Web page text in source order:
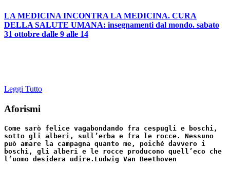
LA MEDICINA INCONTRA LA MEDICINA. CURA
DELLA SALUTE UMANA: insegnamenti dal mondo. sabato
31 ottobre dalle 9 alle 14
Leggi Tutto
Aforismi
Come sarò felice vagabondando fra cespugli e boschi,
sotto gli alberi, sull’erba e fra le rocce. Nessuno
può amare la campagna quanto me, poiché davvero i
boschi, gli alberi e le rocce producono quell’eco che
l’uomo desidera udire. Ludwig Van Beethoven